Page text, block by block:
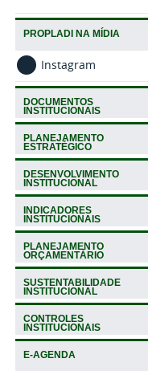
PROPLADI NA MÍDIA
Instagram
DOCUMENTOS
INSTITUCIONAIS
PLANEJAMENTO
ESTRATÉGICO
DESENVOLVIMENTO
INSTITUCIONAL
INDICADORES
INSTITUCIONAIS
PLANEJAMENTO
ORÇAMENTÁRIO
SUSTENTABILIDADE
INSTITUCIONAL
CONTROLES
INSTITUCIONAIS
E-AGENDA